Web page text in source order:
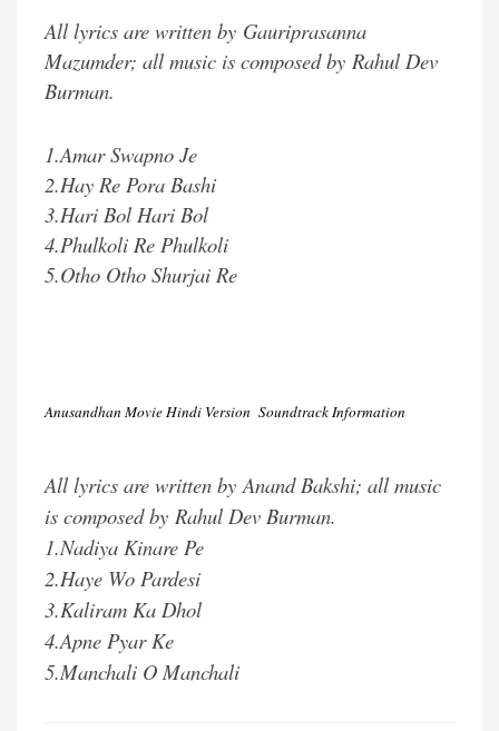
All lyrics are written by Gauriprasanna
Mazumder; all music is composed by Rahul Dev
Burman.
1.Amar Swapno Je
2.Hay Re Pora Bashi
3.Hari Bol Hari Bol
4.Phulkoli Re Phulkoli
5.Otho Otho Shurjai Re
Anusandhan Movie Hindi Version SoundtrackInformation
All lyrics are written by Anand Bakshi; all music
is composed by Rahul Dev Burman.
1.Nadiya Kinare Pe
2.Haye Wo Pardesi
3.Kaliram Ka Dhol
4.Apne Pyar Ke
5.Manchali O Manchali